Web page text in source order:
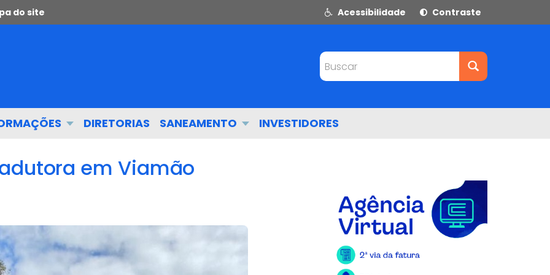
do site Acessibilidade Contraste
Buscar
DIRETORIAS SANEAMENTO INVESTIDORES
em Viamão